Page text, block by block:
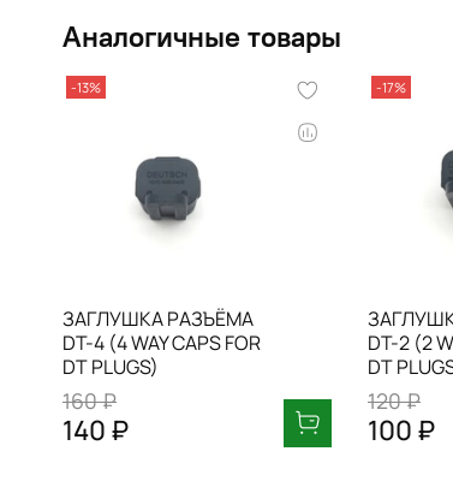
Аналогичные товары
-13%
ЗАГЛУШКА РАЗЪЁМА
DT-4 (4 WAY CAPS FOR
DT PLUGS)
160 ₽
140 ₽
-17%
DT-2 (2
DT
120 ₽
100 ₽